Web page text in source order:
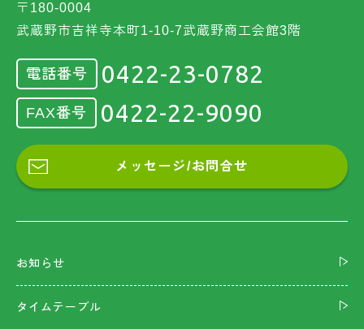
〒180-0004
武蔵野市吉祥寺本町1-10-7武蔵野商工会館3階
電話番号 0422-23-0782
FAX番号 0422-22-9090
メッセージ/お問合せ
お知らせ
タイムテーブル